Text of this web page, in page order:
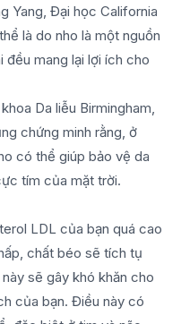
Yang, Đại học California
là do nho là một nguồn
đều mang lại lợi ích cho
Da liễu Birmingham,
chứng minh rằng, ở
có thể giúp bảo vệ da
tím của mặt trời.
LDL của bạn quá cao
chất béo sẽ tích tụ
sẽ gây khó khăn cho
của bạn. Điều này có